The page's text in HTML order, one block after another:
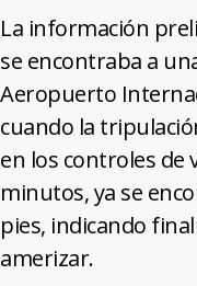
La información
se encontraba a
Aeropuerto
cuando la
en los controles de
minutos, ya se
pies, indicando
amerizar.